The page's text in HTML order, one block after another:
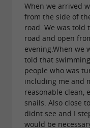
Revel,
du Midi.
Con sus
natural
Camping Le
para vivir
When we arrived
from the side of
road. We was told
road and open
evening.When we
told that
people who was
including me and
reasonable clean,
snails. Also close
didnt see and I
would be